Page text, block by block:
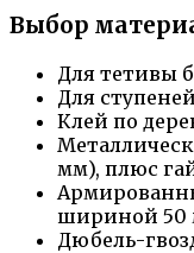
Выбор
Для тетивы
Для
Клей по
мм), плюс
шириной 50
Дюбель-